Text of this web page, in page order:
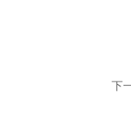
下